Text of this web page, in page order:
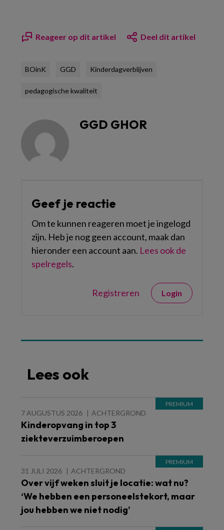
Reageer op dit artikel Deel dit artikel
BOinK GGD Kinderdagverblijven
pedagogische kwaliteit
GGD GHOR
Geef je reactie
Om te kunnen reageren moet je ingelogd
zijn. Heb je nog geen account, maak dan
hieronder een account aan. Lees ook de
spelregels.
Registreren Login
Lees ook
7 AUGUSTUS 2026 ACHTERGROND
Kinderopvang in top 3
ziekteverzuimberoepen
31 JULI 2026 ACHTERGROND
Over vijf weken sluit je locatie: wat nu?
‘We hebben een personeelstekort, maar
jou hebben we niet nodig’